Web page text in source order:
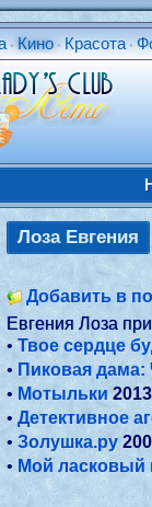
•Кино • Красота •
Лоза Евгения
Добавить в
Евгения Лоза
•Твое сердце
• Пиковая
• Мотыльки 2013
•Детективное
•Золушка.ру
•Мой ласковый